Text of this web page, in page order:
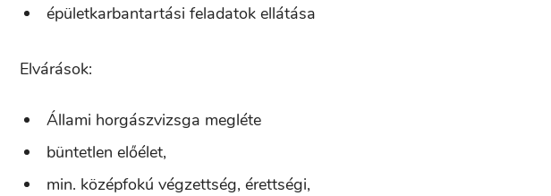
épületkarbantartási feladatok ellátása
Elvárások:
Állami horgászvizsga megléte
büntetlen előélet,
min. középfokú végzettség, érettségi,